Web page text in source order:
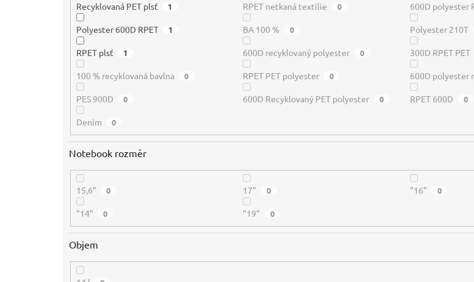
Recyklovaná PET plsť 1 RPET netkaná textilie 0 600D polyester
Polyester 600D RPET 1 BA 100 % 0 Polyester 210T
RPET plsť 1 600D recyklovaný polyester 0 300D RPET PET
100 % recyklovaná bavlna 0 RPET PET polyester 0 600D polyester
PES 900D 0 600D Recyklovaný PET polyester 0 RPET 600D 0
Denim 0
Notebook rozměr
15,6" 0 17" 0 "16" 0
"14" 0 "19" 0
Objem